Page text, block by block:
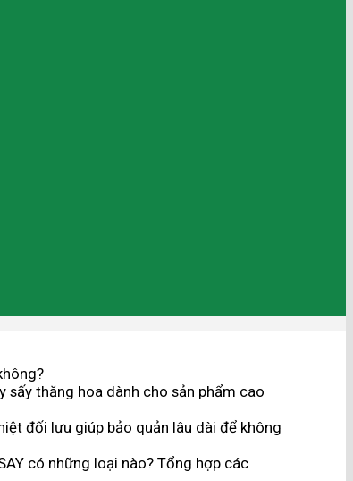
sấy thăng hoa dành cho sản phẩm cao
đối lưu giúp bảo quản lâu dài để không
có những loại nào? Tổng hợp các